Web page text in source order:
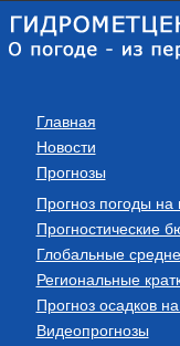
Главная
Новости
Прогнозы
Прогноз погоды
Прогностические
Глобальные
Региональные
Прогноз осадков
Видеопрогнозы